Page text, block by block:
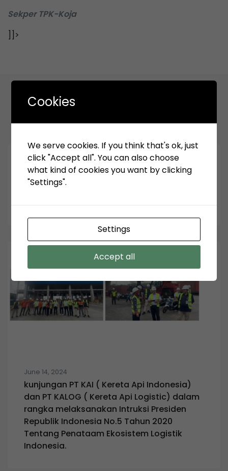
Sekper TPK-Koja
]]>
June 3, 2025
Pengumuman Tender Ulang Kontrak Harga
Satuan (KHS) Pengadaan Ban Dalam &
Perut Untuk Alat HeadTruck (HT)
June 14, 2024
kunjungan PT KAI ( Kereta Api Indonesia)
dan PT KALOG ( Kereta Api Logistic) dalam
rangka melaksanakan Intruksi Presiden
Republik Indonesia No.5 Tahun 2020
Tentang Penataam Ekosistem Logistik
Indonesia.
Cookies
We serve cookies. If you think that's ok, just
click "Accept all". You can also choose
what kind of cookies you want by clicking
"Settings".
Settings
Accept all